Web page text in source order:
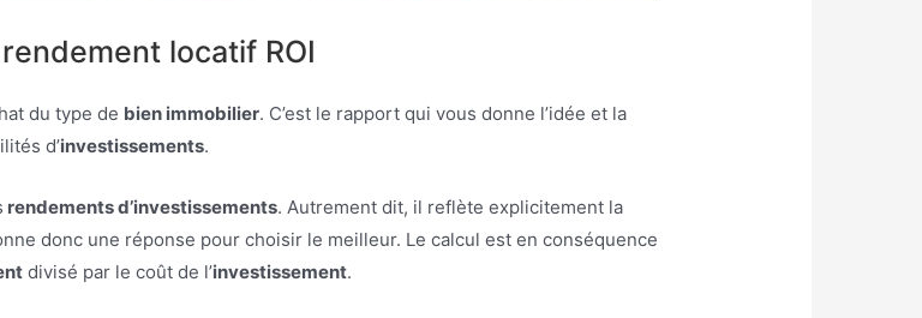
locatif ROI
du type de bien immobilier. C’est le rapport qui vous donne l’idée et la
d’investissements.
rendements d’investissements. Autrement dit, il reflète explicitement la
donc une réponse pour choisir le meilleur. Le calcul est en conséquence
divisé par le coût de l’investissement.